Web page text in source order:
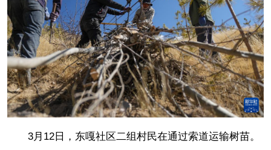
国情
国情 助残 一带一路
海洋 草原 湾区
3月12日，东嘎社区二组村民在通过索道运输树苗。